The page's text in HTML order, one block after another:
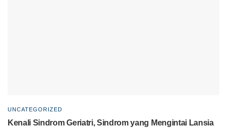
UNCATEGORIZED
Kenali Sindrom Geriatri, Sindrom yang Mengintai Lansia